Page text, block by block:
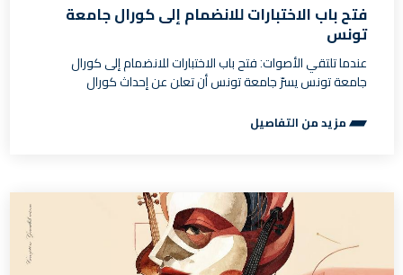
فتح باب الاختبارات للانضمام إلى كورال جامعة
تونس
عندما تلتقي الأصوات: فتح باب الاختبارات للانضمام إلى كورال
جامعة تونس يسرّ جامعة تونس أن تعلن عن إحداث كورال
مزيد من التفاصيل